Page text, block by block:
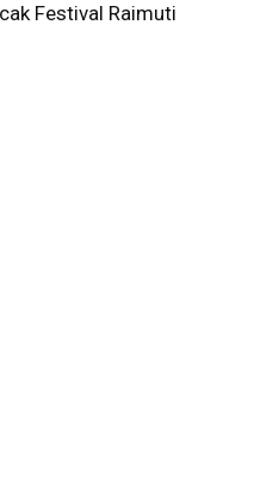
Festival Raimuti